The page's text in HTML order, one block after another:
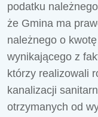
podatku
że Gmina ma
należnego o
wynikającego z
którzy realizowali
kanalizacji
otrzymanych od